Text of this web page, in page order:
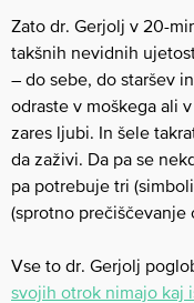
Zato dr. Gerjolj v 20-
takšnih nevidnih
– do sebe, do staršev
odraste v moškega ali
zares ljubi. In šele
da zaživi. Da pa se
pa potrebuje tri
(sprotno prečiščevanje
Vse to dr. Gerjolj
svojih otrok nimajo kaj